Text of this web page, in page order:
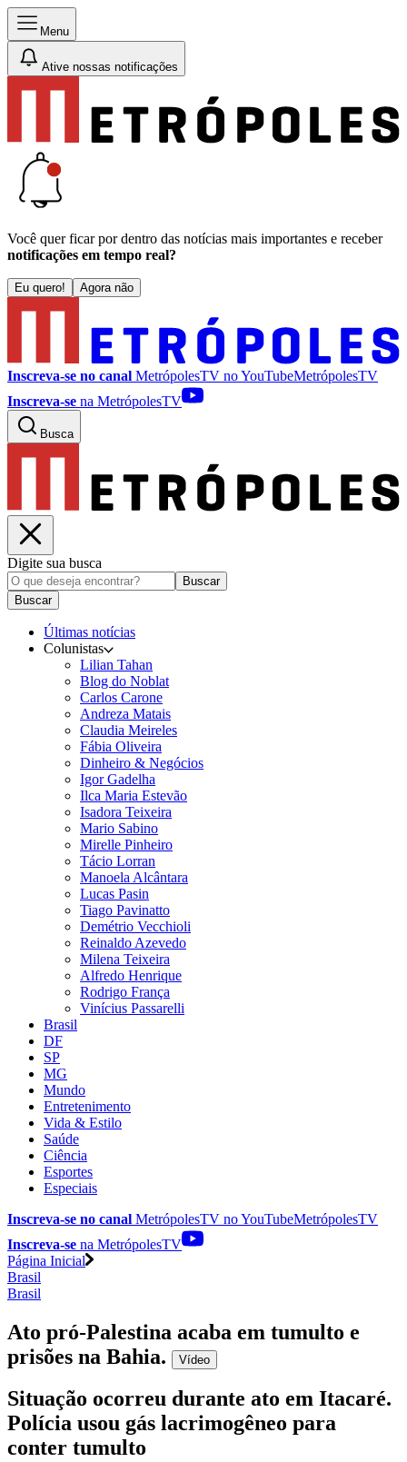
Menu
Ative nossas notificações
Você quer ficar por dentro das notícias mais importantes e receber
notificações em tempo real?
Eu quero! Agora não
Inscreva-se no canal MetrópolesTV noYouTubeMetrópolesTV
Inscreva-se na MetrópolesTV
Busca
Digite sua busca
Buscar
Buscar
Últimas notícias
Colunistas
Lilian Tahan
Blog do Noblat
Carlos Carone
Andreza Matais
Claudia Meireles
Fábia Oliveira
Dinheiro & Negócios
Igor Gadelha
Ilca Maria Estevão
Isadora Teixeira
Mario Sabino
Mirelle Pinheiro
Tácio Lorran
Manoela Alcântara
Lucas Pasin
Tiago Pavinatto
Demétrio Vecchioli
Reinaldo Azevedo
Milena Teixeira
Alfredo Henrique
Rodrigo França
Vinícius Passarelli
Brasil
DF
SP
MG
Mundo
Entretenimento
Vida & Estilo
Saúde
Ciência
Esportes
Especiais
Inscreva-se no canal MetrópolesTV noYouTubeMetrópolesTV
Inscreva-se na MetrópolesTV
Página Inicial
Brasil
Brasil
Ato pró-Palestina acaba em tumulto e
prisões na Bahia. Vídeo
Situação ocorreu durante ato em Itacaré.
Polícia usou gás lacrimogêneo para
conter tumulto